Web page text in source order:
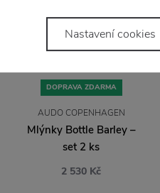
DOPRAVA ZDARMA
AUDO COPENHAGEN
Mlýnky Bottle Barley –
set 2 ks
2 530 Kč
Nastavení cookies